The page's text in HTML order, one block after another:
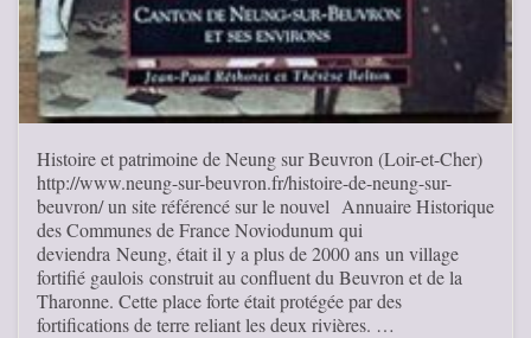
Histoire et patrimoine de Neung sur Beuvron (Loir-et-Cher)
http://www.neung-sur-beuvron.fr/histoire-de-neung-sur-
beuvron/ un site référencé sur le nouvel Annuaire Historique
des Communes de France Noviodunum qui
deviendra Neung, était il y a plus de 2000 ans un village
fortifié gaulois construit au confluent du Beuvron et de la
Tharonne. Cette place forte était protégée par des
fortifications de terre reliant les deux rivières. …